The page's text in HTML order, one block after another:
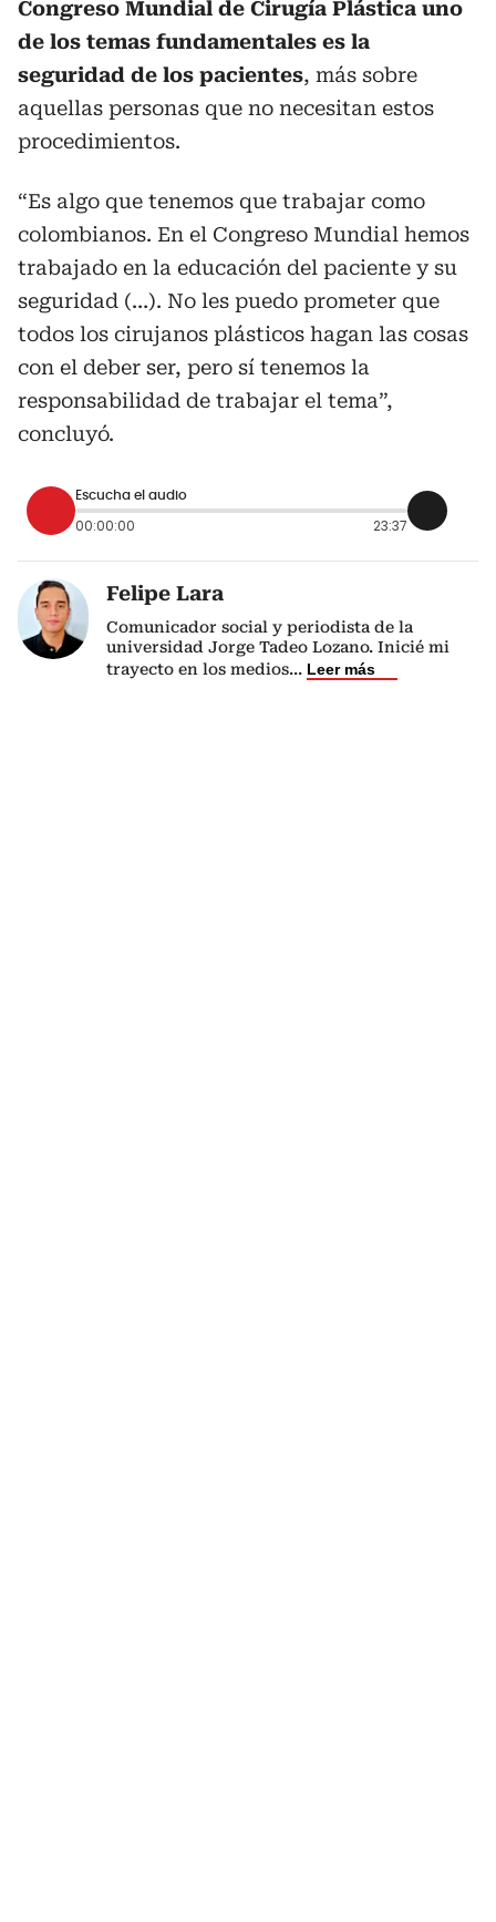
Congreso Mundial de Cirugía Plástica uno
de los temas fundamentales es la
seguridad de los pacientes, más sobre
aquellas personas que no necesitan estos
procedimientos.
“Es algo que tenemos que trabajar como
colombianos. En el Congreso Mundial hemos
trabajado en la educación del paciente y su
seguridad (…). No les puedo prometer que
todos los cirujanos plásticos hagan las cosas
con el deber ser, pero sí tenemos la
responsabilidad de trabajar el tema”,
concluyó.
Escucha el audio
00:00:00 23:37
Felipe Lara
Comunicador social y periodista de la
universidad Jorge Tadeo Lozano. Inicié mi
trayecto en los medios... Leer más